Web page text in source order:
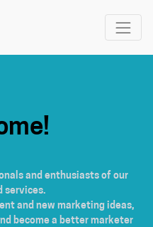
and enthusiasts of our
services.
and new marketing ideas,
become a better marketer